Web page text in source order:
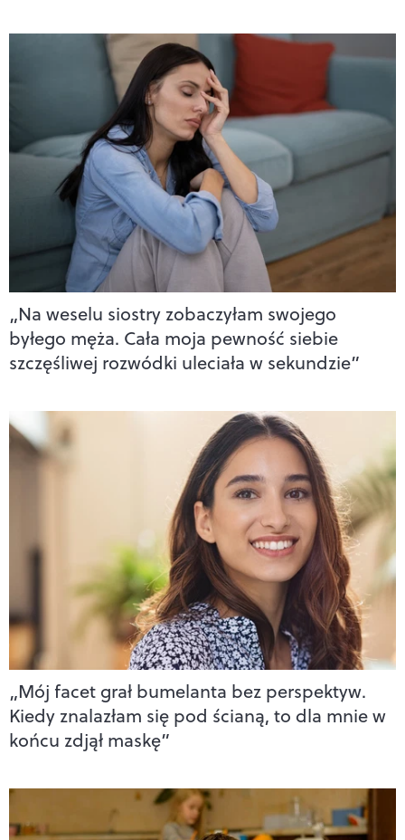
„Na weselu siostry zobaczyłam swojego
byłego męża. Cała moja pewność siebie
szczęśliwej rozwódki uleciała w sekundzie”
„Mój facet grał bumelanta bez perspektyw.
Kiedy znalazłam się pod ścianą, to dla mnie w
końcu zdjął maskę”